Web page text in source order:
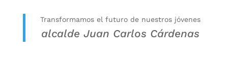
Transformamos el futuro de nuestros jóvenes
alcalde Juan Carlos Cárdenas